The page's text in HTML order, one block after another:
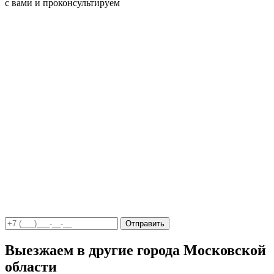
с вами и проконсультируем
Отправить
Выезжаем в другие города Московской
области